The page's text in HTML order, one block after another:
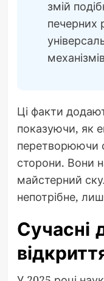
змій
печерних
Ці факти
показуючи, як
перетворюючи
сторони. Вони
майстерний
непотрібне,
Сучасні